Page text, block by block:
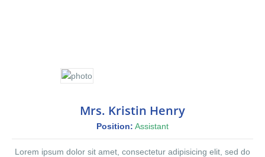
Mrs. Kristin Henry
Position: Assistant
Lorem ipsum dolor sit amet, consectetur adipisicing elit, sed do